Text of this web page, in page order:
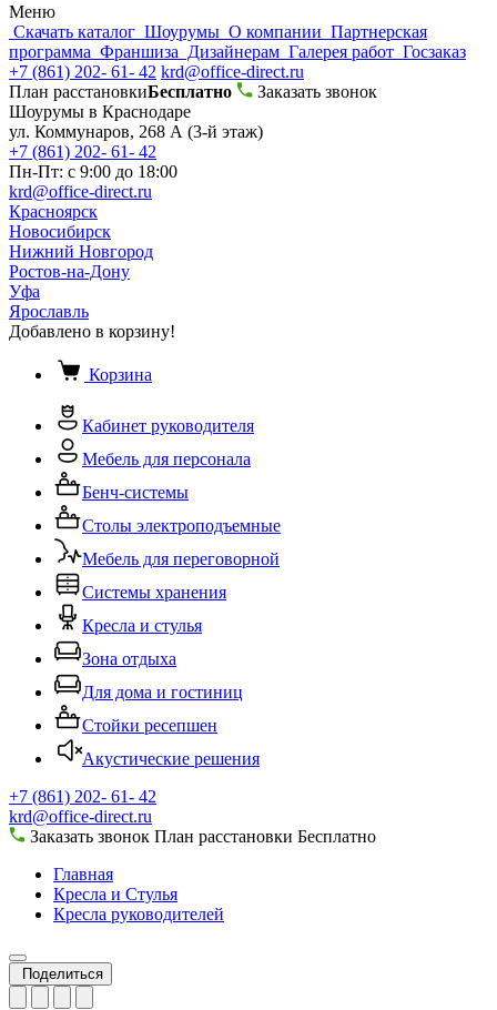
Меню
Скачать каталог Шоурумы О компании Партнерская
программа Франшиза Дизайнерам Галерея работ Госзаказ
+7 (861) 202- 61- 42 krd@office-direct.ru
План расстановкиБесплатно
Заказать звонок
Шоурумы в Краснодаре
ул. Коммунаров, 268 А (3-й этаж)
+7 (861) 202- 61- 42
Пн-Пт: с 9:00 до 18:00
krd@office-direct.ru
Красноярск
Новосибирск
Нижний Новгород
Ростов-на-Дону
Уфа
Ярославль
Добавлено в корзину!
Корзина
Кабинет руководителя
Мебель для персонала
Бенч-системы
Столы электроподъемные
Мебель для переговорной
Системы хранения
Кресла и стулья
Зона отдыха
Для дома и гостиниц
Стойки ресепшен
Акустические решения
+7 (861) 202- 61- 42
krd@office-direct.ru
Заказать звонок План расстановки Бесплатно
Главная
Кресла и Стулья
Кресла руководителей
Поделиться